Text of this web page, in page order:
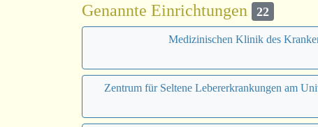
Genannte Einrichtungen 22
Medizinischen Klinik des
Zentrum für Seltene Lebererkrankungen am